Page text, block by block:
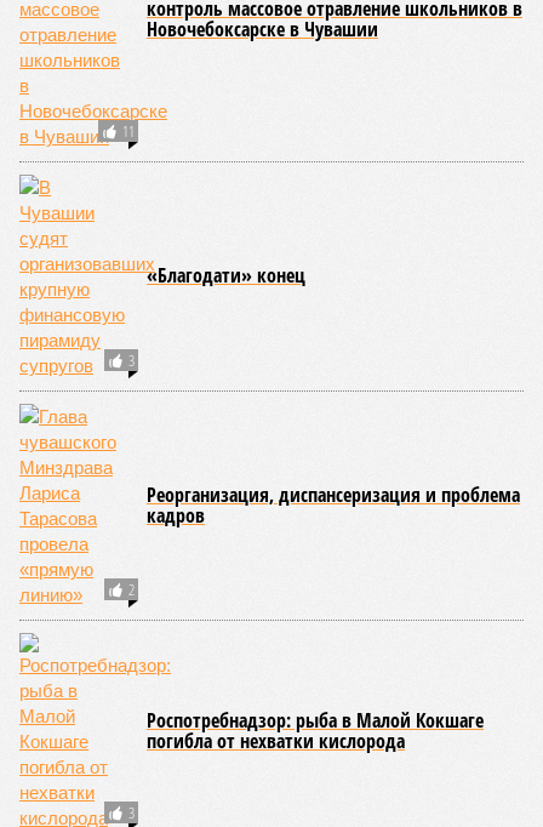
проходит следующим образом: соперники располагаются
лицом друг к другу, при этом через пояс каждого из них
перекинуто специальное матерчатое полотенце;
удерживаясь за этот элемент экипировки, борцы вступают
в противоборство, основная задача которого заключается в
том, чтобы опрокинуть противника.
Современная версия чувашской национальной борьбы
была создана в 1990-х годах. С того периода дисциплина
переживает этап активного возрождения, сохраняя при
этом неразрывную связь с многовековыми народными
традициями.
В настоящее время керешу демонстрирует рост
популярности. В 2024 году в столице республики, городе
Чебоксары, на базе спортивной школы № 11 состоялось
торжественное открытие Республиканского центра
единоборств «Керешу». площадка имеет все необходимые
условия для полноценной подготовки спортсменов
высокого класса.
В том же году был проведён первый официальный
чемпионат по керешу, участие в котором приняли
сильнейшие борцы со всех районов Чувашии; турнир
наглядно продемонстрировал динамичный и зрелищный
характер этого вида спорта.
Керешу включён в перечень приоритетных спортивных
дисциплин на территории Чувашской Республики. Кроме
того, данное единоборство уже имеет опыт выхода на
международную арену: оно входило в программу I и II
Всемирных игр национальных видов единоборств, которые
проводились в Чувашии, что говорит о расширении